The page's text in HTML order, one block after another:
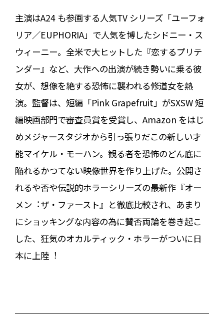
主演はA24 も参画する⼈気TV シリーズ「ユーフォ
リア／EUPHORIA」で⼈気を博したシドニー・ス
ウィーニー。全⽶で⼤ヒットした『恋するプリテ
ンダー』など、⼤作への出演が続き勢いに乗る彼
⼥が、想像を絶する恐怖に襲われる修道⼥を熱
演。監督は、短編「Pink Grapefruit」がSXSW 短
編映画部⾨で審査員賞を受賞し、Amazon をはじ
めメジャースタジオから引っ張りだこの新しい才
能マイケル・モーハン。観る者を恐怖のどん底に
陥れるかつてない映像世界を作り上げた。公開さ
れるや否や伝説的ホラーシリーズの最新作『オー
メン︓ザ・ファースト』と徹底⽐較され、あまり
にショッキングな内容の為に賛否両論を巻き起こ
した、狂気のオカルティック・ホラーがついに⽇
本に上陸︕